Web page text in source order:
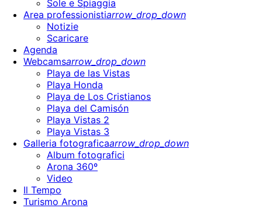
Sole e Spiaggia
Area professionistiarrow_drop_down
Notizie
Scaricare
Agenda
Webcamsarrow_drop_down
Playa de las Vistas
Playa Honda
Playa de Los Cristianos
Playa del Camisón
Playa Vistas 2
Playa Vistas 3
Galleria fotograficaarrow_drop_down
Album fotografici
Arona 360º
Video
Il Tempo
Turismo Arona